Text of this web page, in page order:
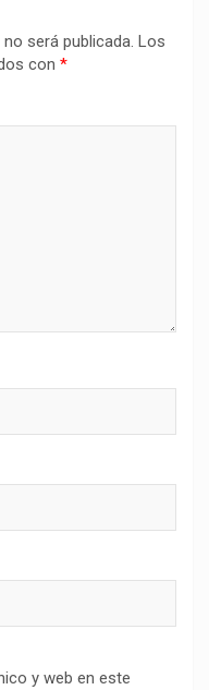
será publicada. Los
con *
y web en este